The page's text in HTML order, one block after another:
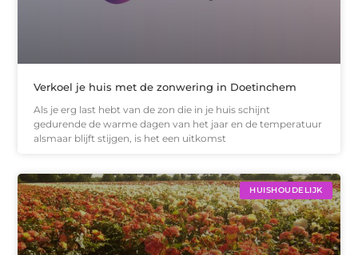
Verkoel je huis met de zonwering in Doetinchem
Als je erg last hebt van de zon die in je huis schijnt
gedurende de warme dagen van het jaar en de temperatuur
alsmaar blijft stijgen, is het een uitkomst
HUISHOUDELIJK